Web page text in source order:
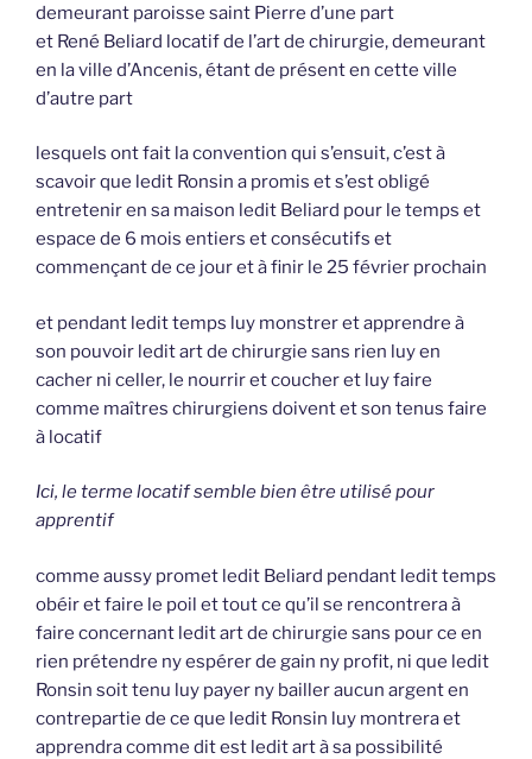
demeurant paroisse saint Pierre d’une part
et René Beliard locatif de l’art de chirurgie, demeurant
en la ville d’Ancenis, étant de présent en cette ville
d’autre part
lesquels ont fait la convention qui s’ensuit, c’est à
scavoir que ledit Ronsin a promis et s’est obligé
entretenir en sa maison ledit Beliard pour le temps et
espace de 6 mois entiers et consécutifs et
commençant de ce jour et à finir le 25 février prochain
et pendant ledit temps luy monstrer et apprendre à
son pouvoir ledit art de chirurgie sans rien luy en
cacher ni celler, le nourrir et coucher et luy faire
comme maîtres chirurgiens doivent et son tenus faire
à locatif
Ici, le terme locatif semble bien être utilisé pour
apprentif
comme aussy promet ledit Beliard pendant ledit temps
obéir et faire le poil et tout ce qu’il se rencontrera à
faire concernant ledit art de chirurgie sans pour ce en
rien prétendre ny espérer de gain ny profit, ni que ledit
Ronsin soit tenu luy payer ny bailler aucun argent en
contrepartie de ce que ledit Ronsin luy montrera et
apprendra comme dit est ledit art à sa possibilité